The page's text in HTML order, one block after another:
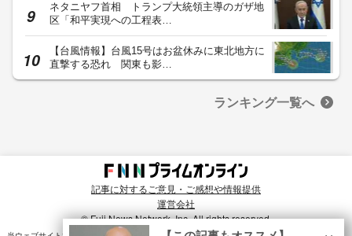
ネタニヤフ首相 トランプ大統領主導のガザ地
区「和平実現への工程表…
【台風情報】台風15号はお盆休みに東北地方に
直撃する恐れ 関東も影…
ランキング一覧へ
記事に対するご意見・ご感想や情報提供
運営会社
© Fuji News Network, Inc. All rights reserved.